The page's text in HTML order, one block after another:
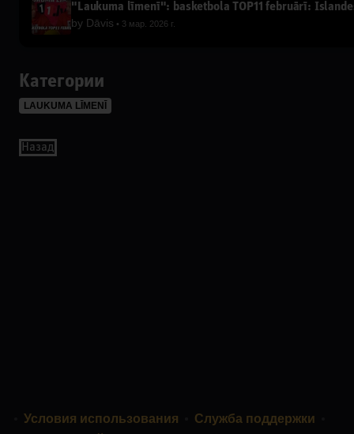
"Laukuma līmenī": basketbola TOP11 februārī:
by Dāvis 3 мар. 2026 г.
Категории
LAUKUMA LĪMENĪ
Назад
Условия использования
Служба поддержки